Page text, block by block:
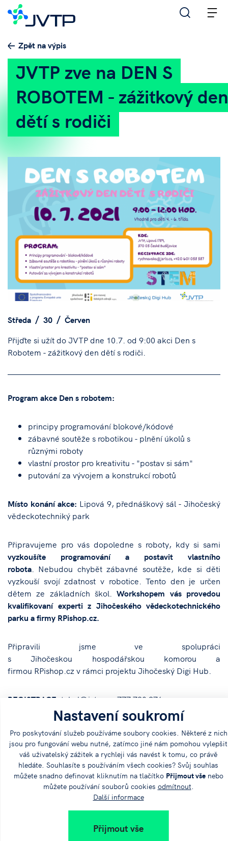
Nastavení soukromí
Pro poskytování služeb používáme soubory cookies. Některé z nich
jsou pro fungování webu nutné, zatímco jiné nám pomohou vylepšit
váš uživatelský zážitek a rychleji vás navést k tomu, co právě
hledáte. Souhlasíte s používáním všech cookies? Svůj souhlas
můžete snadno definovat kliknutím na tlačítko Přijmout všenebo
můžete používání souborů cookies odmítnout.
Další informace
Přijmout vše
Zpět na výpis
JVTP zve na DEN S
ROBOTEM - zážitkový den
dětí s rodiči
Středa 30
Červen
Přijďte si užít do JVTP dne 10.7. od 9:00 akci Den s
Robotem - zážitkový den dětí s rodiči.
Program akce Den s robotem:
principy programování blokové/kódové
zábavné soutěže s robotikou - plnění úkolů s
různými roboty
vlastní prostor pro kreativitu - "postav si sám"
putování za vývojem a konstrukcí robotů
Místo konání akce: Lipová 9, přednáškový sál - Jihočeský
vědeckotechniký park
Připravujeme pro vás dopoledne s roboty, kdy si sami
vyzkoušíte
programování a postavit vlastního
robota . Nebudou chybět zábavné soutěže, kde si děti
vyzkouší svojí zdatnost v robotice. Tento den je určen
dětem ze základních škol.Workshopem vás provedou
kvalifikovaní experti z Jihočeského vědeckotechnického
parku a firmy RPishop.cz.
Připravili jsme ve spolupráci
s Jihočeskou hospodářskou komorou a
firmou RPishop.cz v rámci projektu Jihočeský Digi Hub.
REGISTRACE: tekel@jvtp.cz , 777 780 976
Sdílejte
článek na: